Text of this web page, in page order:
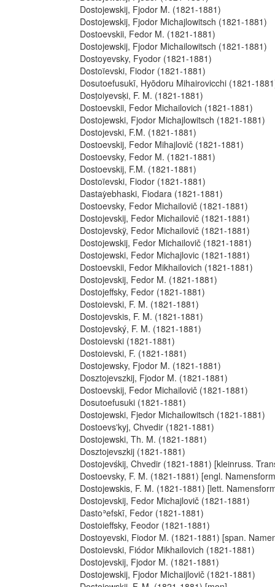
Dostojewskij, Fjodor M. (1821-1881)
Dostojewskij, Fjodor Michajlowitsch (1821-1881)
Dostoevskii, Fedor M. (1821-1881)
Dostojewskij, Fjodor Michailowitsch (1821-1881)
Dostoyevsky, Fyodor (1821-1881)
Dostoïevski, Fiodor (1821-1881)
Dosutoefusukī, Hyōdoru Mihairovicchi (1821-
Dosṭoiyevsḳi, F. M. (1821-1881)
Dostoevskii, Fedor Michailovich (1821-1881)
Dostojewski, Fjodor Michajlowitsch (1821-1881)
Dostojevski, F.M. (1821-1881)
Dostoevskij, Fedor Mihajlovič (1821-1881)
Dostoevsky, Fedor M. (1821-1881)
Dostoevskij, F.M. (1821-1881)
Dostoïevski, Fiodor (1821-1881)
Dastaẏebhaski, Fiodara (1821-1881)
Dostoevsky, Fedor Michailovič (1821-1881)
Dostojevskij, Fedor Michailovič (1821-1881)
Dostojevskÿ, Fedor Michailovič (1821-1881)
Dostojewskij, Fedor Michailovič (1821-1881)
Dostojewski, Fedor Michajlovic (1821-1881)
Dostoevskii, Fedor Mikhailovich (1821-1881)
Dostojevskij, Fedor M. (1821-1881)
Dostojeffsky, Fedor (1821-1881)
Dostoievski, F. M. (1821-1881)
Dostojevskis, F. M. (1821-1881)
Dostojevský, F. M. (1821-1881)
Dostoievski (1821-1881)
Dostoievski, F. (1821-1881)
Dostojewsky, Fjodor M. (1821-1881)
Dosztojevszkij, Fjodor M. (1821-1881)
Dostoevskij, Fedor Michailovič (1821-1881)
Dosutoefusuki (1821-1881)
Dostojewski, Fjedor Michailowitsch (1821-1881)
Dostoevsʹkyj, Chvedir (1821-1881)
Dostojewski, Th. M. (1821-1881)
Dosztojevszkij (1821-1881)
Dostojevśkij, Chvedir (1821-1881) [kleinruss.
Dostoevsky, F. M. (1821-1881) [engl.
Dostojewskis, F. M. (1821-1881) [lett.
Dostojevskij, Fedor Michajlovič (1821-1881)
Dastoʾefskī, Fedor (1821-1881)
Dostoieffsky, Feodor (1821-1881)
Dostoyevski, Fiodor M. (1821-1881) [span.
Dostoievski, Fiódor Mikhailovich (1821-1881)
Dostojevskij, Fjodor M. (1821-1881)
Dostojewskij, Fjodor Michaijlovič (1821-1881)